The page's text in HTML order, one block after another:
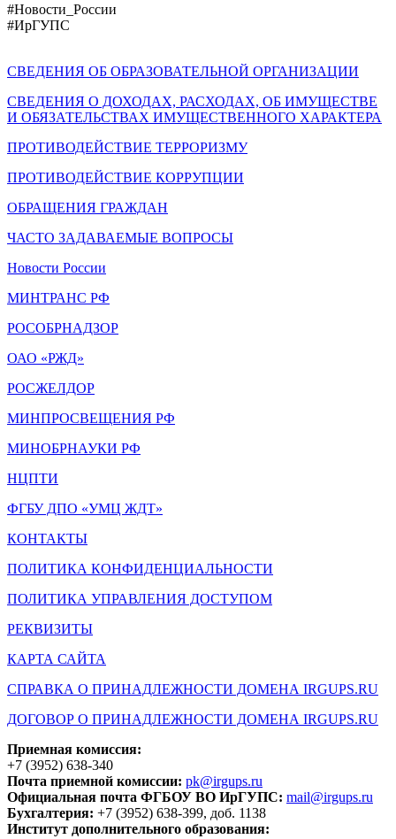
#Новости_России
#ИрГУПС
СВЕДЕНИЯ ОБ ОБРАЗОВАТЕЛЬНОЙ ОРГАНИЗАЦИИ
СВЕДЕНИЯ О ДОХОДАХ, РАСХОДАХ, ОБ ИМУЩЕСТВЕ
И ОБЯЗАТЕЛЬСТВАХ ИМУЩЕСТВЕННОГО ХАРАКТЕРА
ПРОТИВОДЕЙСТВИЕ ТЕРРОРИЗМУ
ПРОТИВОДЕЙСТВИЕ КОРРУПЦИИ
ОБРАЩЕНИЯ ГРАЖДАН
ЧАСТО ЗАДАВАЕМЫЕ ВОПРОСЫ
Новости России
МИНТРАНС РФ
РОСОБРНАДЗОР
ОАО «РЖД»
РОСЖЕЛДОР
МИНПРОСВЕЩЕНИЯ РФ
МИНОБРНАУКИ РФ
НЦПТИ
ФГБУ ДПО «УМЦ ЖДТ»
КОНТАКТЫ
ПОЛИТИКА КОНФИДЕНЦИАЛЬНОСТИ
ПОЛИТИКА УПРАВЛЕНИЯ ДОСТУПОМ
РЕКВИЗИТЫ
КАРТА САЙТА
СПРАВКА О ПРИНАДЛЕЖНОСТИ ДОМЕНА IRGUPS.RU
ДОГОВОР О ПРИНАДЛЕЖНОСТИ ДОМЕНА IRGUPS.RU
Приемная комиссия:
+7 (3952) 638-340
Почта приемной комиссии: pk@irgups.ru
Официальная почта ФГБОУ ВО ИрГУПС: mail@irgups.ru
Бухгалтерия: +7 (3952) 638-399, доб. 1138
Институт дополнительного образования: